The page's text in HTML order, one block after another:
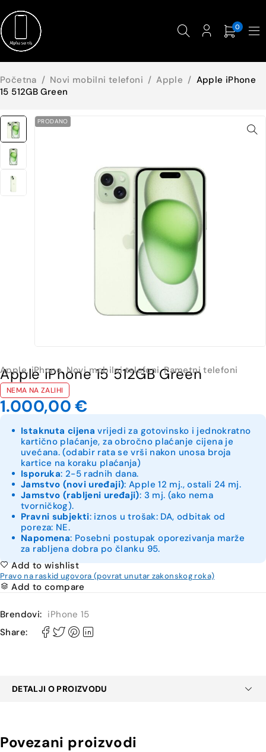
0
Početna / Novi mobilni telefoni / Apple / Apple iPhone
15 512GB Green
PRODANO
Apple,iPhone, Novi mobilni telefoni,Pametni telefoni
Apple iPhone 15 512GB Green
NEMA NA ZALIHI
1.000,00€
Istaknuta cijena vrijedi za gotovinsko i jednokratno
kartično plaćanje, za obročno plaćanje cijena je
uvećana. (odabir rata se vrši nakon unosa broja
kartice na koraku plaćanja)
Isporuka: 2-5 radnih dana.
Jamstvo (novi uređaji): Apple 12 mj., ostali 24 mj.
Jamstvo (rabljeni uređaji): 3 mj. (ako nema
tvorničkog).
Pravni subjekti: iznos u trošak: DA, odbitak od
poreza: NE.
Napomena: Posebni postupak oporezivanja marže
za rabljena dobra po članku 95.
Add to wishlist
Pravo na raskid ugovora (povrat unutar zakonskog roka)
Add to compare
Brendovi: iPhone 15
Share:
DETALJI O PROIZVODU
Povezani proizvodi